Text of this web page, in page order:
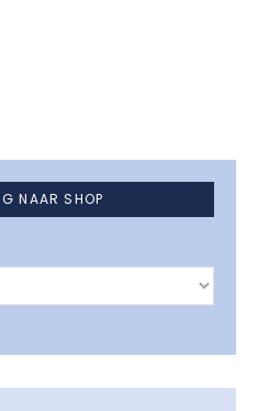
NAAR SHOP